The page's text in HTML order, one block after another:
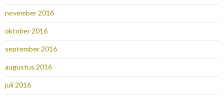
november 2016
oktober 2016
september 2016
augustus 2016
juli 2016